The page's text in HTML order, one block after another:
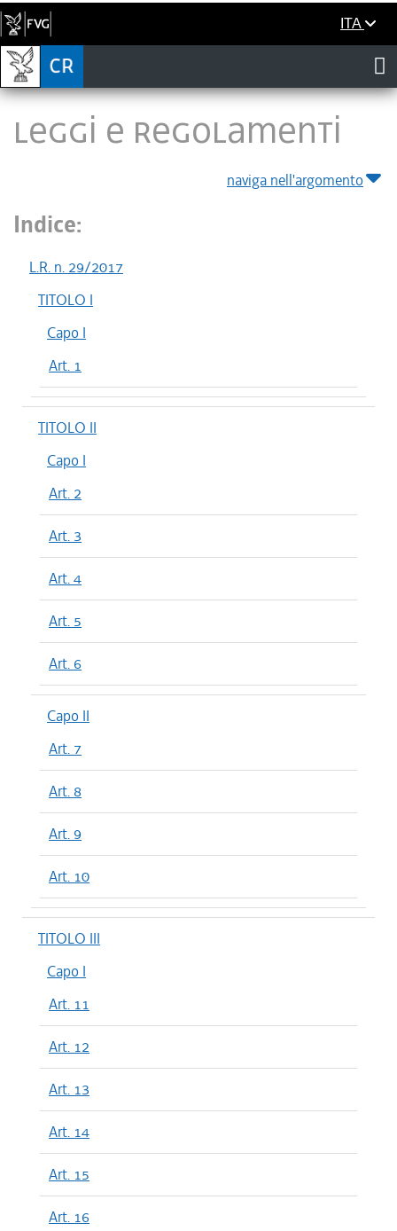
ITA
LEGGI E REGOLAMENTI
naviga nell'argomento
Indice:
L.R. n. 29/2017
TITOLO I
Capo I
Art. 1
TITOLO II
Capo I
Art. 2
Art. 3
Art. 4
Art. 5
Art. 6
Capo II
Art. 7
Art. 8
Art. 9
Art. 10
TITOLO III
Capo I
Art. 11
Art. 12
Art. 13
Art. 14
Art. 15
Art. 16